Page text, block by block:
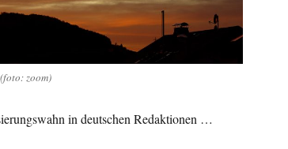
zoom)
in deutschen Redaktionen …